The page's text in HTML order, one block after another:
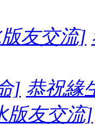
友交流]
] 恭祝緣
版友交流]